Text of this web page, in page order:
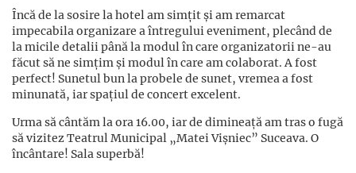
Încă de la sosire la hotel am simțit și am remarcat
impecabila organizare a întregului eveniment, plecând de
la micile detalii până la modul în care organizatorii ne-au
făcut să ne simțim și modul în care am colaborat. A fost
perfect! Sunetul bun la probele de sunet, vremea a fost
minunată, iar spațiul de concert excelent.
Urma să cântăm la ora 16.00, iar de dimineață am tras o fugă
să vizitez Teatrul Municipal „Matei Vișniec” Suceava. O
încântare! Sala superbă!